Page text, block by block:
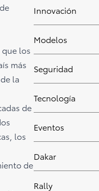
los
más
la
de
los
de
Innovación
Modelos
Seguridad
Tecnología
Eventos
Dakar
Rally